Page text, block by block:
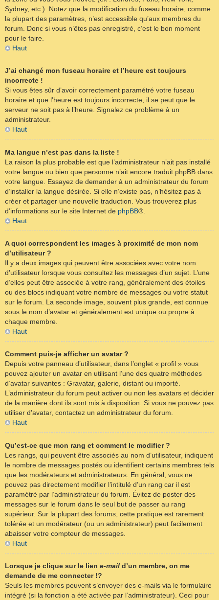
Sydney, etc.). Notez que la modification du fuseau horaire, comme
la plupart des paramètres, n’est accessible qu’aux membres du
forum. Donc si vous n’êtes pas enregistré, c’est le bon moment
pour le faire.
Haut
J’ai changé mon fuseau horaire et l’heure est toujours
incorrecte !
Si vous êtes sûr d’avoir correctement paramétré votre fuseau
horaire et que l’heure est toujours incorrecte, il se peut que le
serveur ne soit pas à l’heure. Signalez ce problème à un
administrateur.
Haut
Ma langue n’est pas dans la liste !
La raison la plus probable est que l’administrateur n’ait pas installé
votre langue ou bien que personne n’ait encore traduit phpBB dans
votre langue. Essayez de demander à un administrateur du forum
d’installer la langue désirée. Si elle n’existe pas, n’hésitez pas à
créer et partager une nouvelle traduction. Vous trouverez plus
d’informations sur le site Internet de phpBB®.
Haut
A quoi correspondent les images à proximité de mon nom
d’utilisateur ?
Il y a deux images qui peuvent être associées avec votre nom
d’utilisateur lorsque vous consultez les messages d’un sujet. L’une
d’elles peut être associée à votre rang, généralement des étoiles
ou des blocs indiquant votre nombre de messages ou votre statut
sur le forum. La seconde image, souvent plus grande, est connue
sous le nom d’avatar et généralement est unique ou propre à
chaque membre.
Haut
Comment puis-je afficher un avatar ?
Depuis votre panneau d’utilisateur, dans l’onglet « profil » vous
pouvez ajouter un avatar en utilisant l’une des quatre méthodes
d’avatar suivantes : Gravatar, galerie, distant ou importé.
L’administrateur du forum peut activer ou non les avatars et décider
de la manière dont ils sont mis à disposition. Si vous ne pouvez pas
utiliser d’avatar, contactez un administrateur du forum.
Haut
Qu’est-ce que mon rang et comment le modifier ?
Les rangs, qui peuvent être associés au nom d’utilisateur, indiquent
le nombre de messages postés ou identifient certains membres tels
que les modérateurs et administrateurs. En général, vous ne
pouvez pas directement modifier l’intitulé d’un rang car il est
paramétré par l’administrateur du forum. Évitez de poster des
messages sur le forum dans le seul but de passer au rang
supérieur. Sur la plupart des forums, cette pratique est rarement
tolérée et un modérateur (ou un administrateur) peut facilement
abaisser votre compteur de messages.
Haut
Lorsque je clique sur le lien e-mail d’un membre, on me
demande de me connecter !?
Seuls les membres peuvent s’envoyer des e-mails via le formulaire
intégré (si la fonction a été activée par l’administrateur). Ceci pour